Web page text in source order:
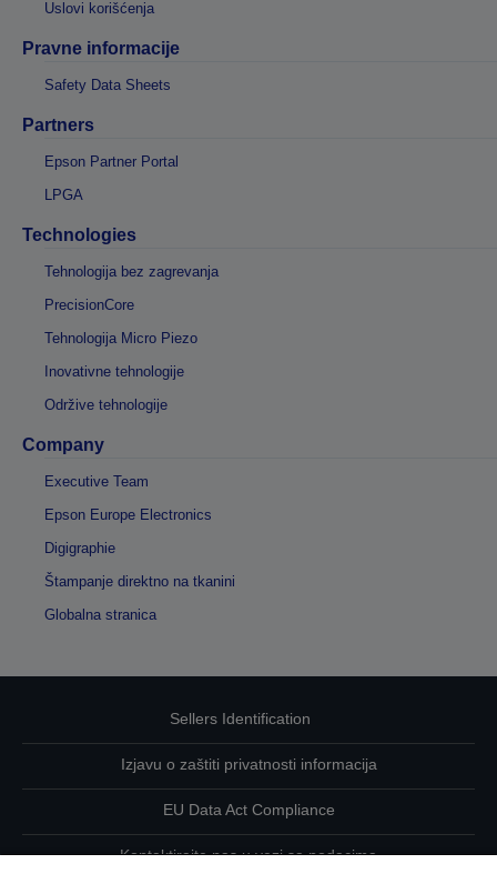
Uslovi korišćenja
Pravne informacije
Safety Data Sheets
Partners
Epson Partner Portal
LPGA
Technologies
Tehnologija bez zagrevanja
PrecisionCore
Tehnologija Micro Piezo
Inovativne tehnologije
Održive tehnologije
Company
Executive Team
Epson Europe Electronics
Digigraphie
Štampanje direktno na tkanini
Globalna stranica
Sellers Identification
Izjavu o zaštiti privatnosti informacija
EU Data Act Compliance
Kontaktirajte nas u vezi sa podacima